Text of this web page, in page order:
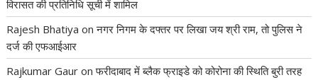
विरासत की प्रतिनिधि सूची में शामिल
Rajesh Bhatiya onनगर निगम के दफ्तर पर लिखा जय श्री राम, तो पुलिस ने
दर्ज की एफआईआर
Rajkumar Gaur onफरीदाबाद में ब्लैक फ्राइडे को कोरोना की स्थिति बुरी तरह